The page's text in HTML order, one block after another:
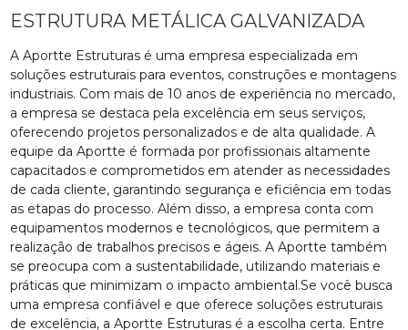
ESTRUTURA METÁLICA GALVANIZADA
A Aportte Estruturas é uma empresa especializada em
soluções estruturais para eventos, construções e montagens
industriais. Com mais de 10 anos de experiência no mercado,
a empresa se destaca pela excelência em seus serviços,
oferecendo projetos personalizados e de alta qualidade. A
equipe da Aportte é formada por profissionais altamente
capacitados e comprometidos em atender as necessidades
de cada cliente, garantindo segurança e eficiência em todas
as etapas do processo. Além disso, a empresa conta com
equipamentos modernos e tecnológicos, que permitem a
realização de trabalhos precisos e ágeis. A Aportte também
se preocupa com a sustentabilidade, utilizando materiais e
práticas que minimizam o impacto ambiental.Se você busca
uma empresa confiável e que oferece soluções estruturais
de excelência, a Aportte Estruturas é a escolha certa. Entre